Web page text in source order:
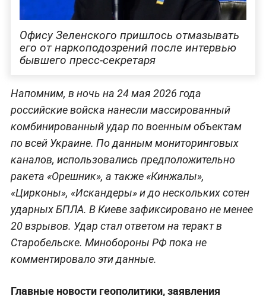
Офису Зеленского пришлось отмазывать
его от наркоподозрений после интервью
бывшего пресс-секретаря
Напомним, в ночь на 24 мая 2026 года
российские войска нанесли массированный
комбинированный удар по военным объектам
по всей Украине. По данным мониторинговых
каналов, использовались предположительно
ракета «Орешник», а также «Кинжалы»,
«Цирконы», «Искандеры» и до нескольких сотен
ударных БПЛА. В Киеве зафиксировано не менее
20 взрывов. Удар стал ответом на теракт в
Старобельске. Минобороны РФ пока не
комментировало эти данные.
Главные новости геополитики, заявления